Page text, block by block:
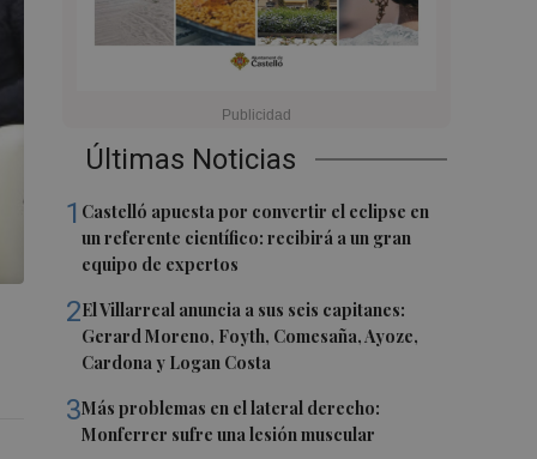
Últimas Noticias
1 Castelló apuesta por convertir el eclipse en
un referente científico: recibirá a un gran
equipo de expertos
2El Villarreal anuncia a sus seis capitanes:
Gerard Moreno, Foyth, Comesaña, Ayoze,
Cardona y Logan Costa
3Más problemas en el lateral derecho:
Monferrer sufre una lesión muscular